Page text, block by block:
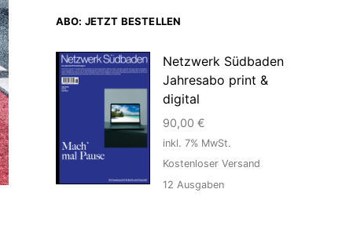
ABO: JETZT BESTELLEN
Netzwerk Südbaden
Jahresabo print &
digital
90,00 €
inkl. 7% MwSt.
Kostenloser Versand
12 Ausgaben